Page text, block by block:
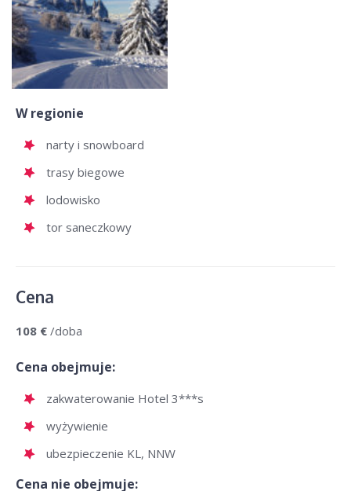
W regionie
narty i snowboard
trasy biegowe
lodowisko
tor saneczkowy
Cena
108 € /doba
Cena obejmuje:
zakwaterowanie Hotel 3***s
wyżywienie
ubezpieczenie KL, NNW
Cena nie obejmuje: